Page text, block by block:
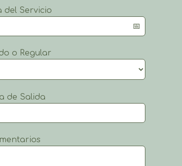
del Servicio
o Regular
de Salida